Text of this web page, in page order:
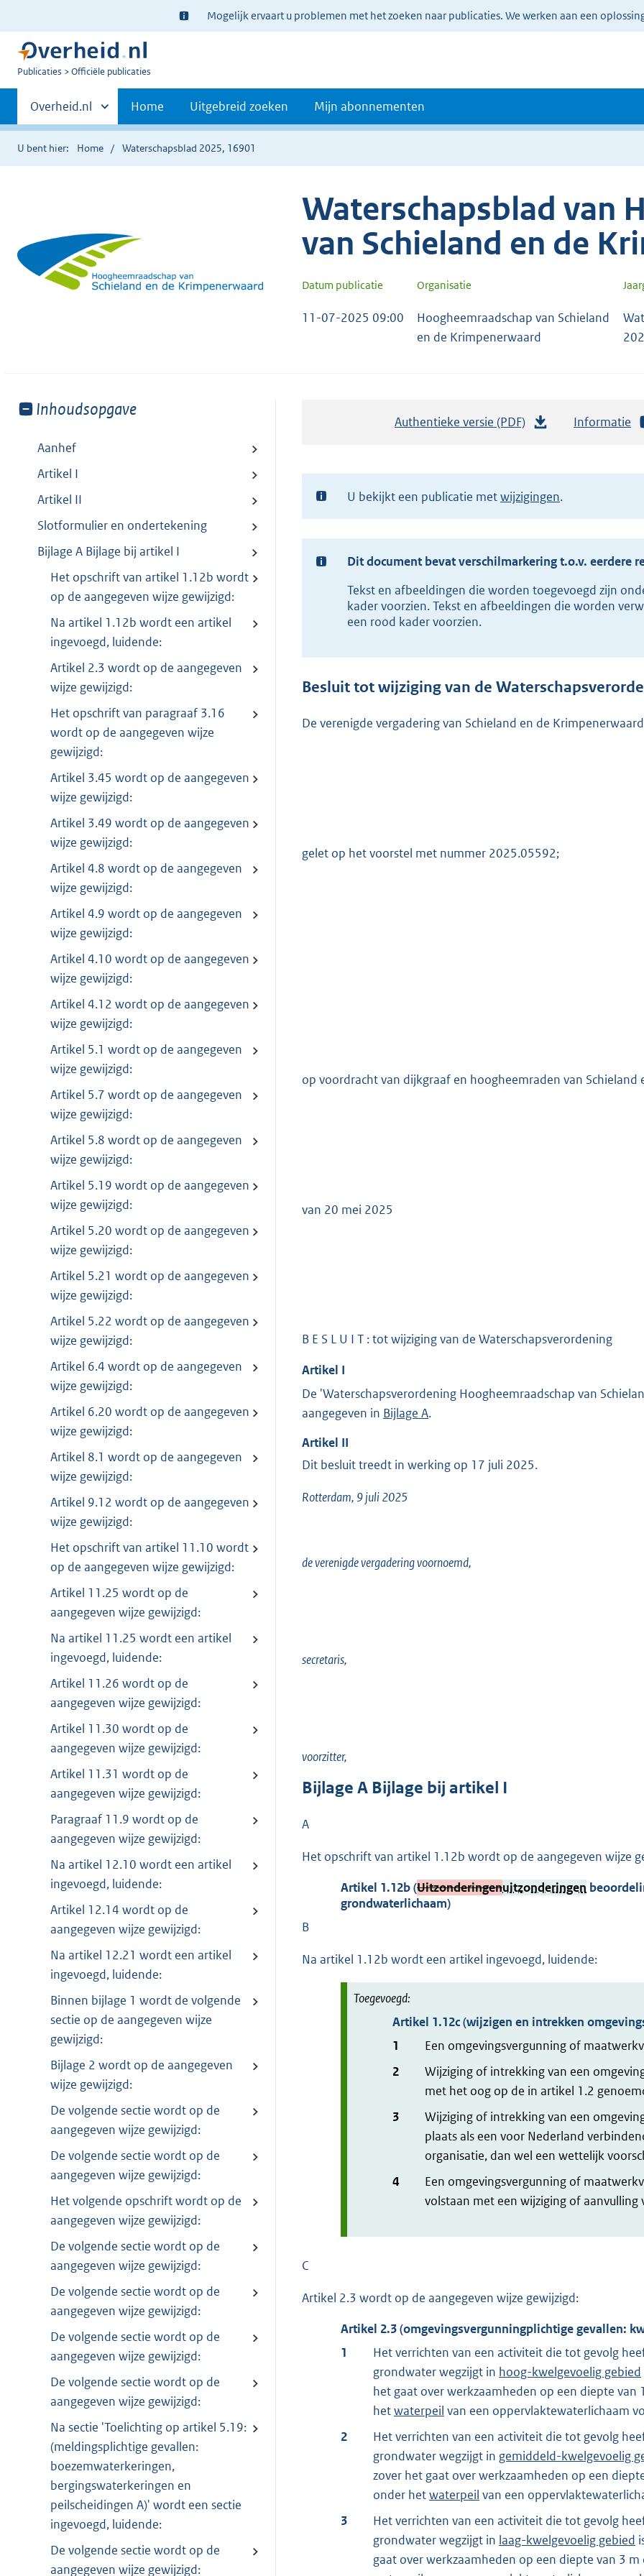
Ter
informatie:
Mogelijk ervaart u problemen met het zoeken naar publicaties. We werken aan een
U
Publicaties Officiële publicaties
Primaire
navigatie
Andere
sites
binnen
Overheid.nl Home Uitgebreid zoeken Mijn abonnementen
U bent hier: Home Waterschapsblad 2025, 16901
Waterschapsblad van
van Schieland en de
Datum publicatie Organisatie
11-07-2025 09:00
Hoogheemraadschap van Schieland
en de Krimpenerwaard
Toon
van:
Inhoudsopgave
Aanhef
Artikel I
Artikel II
Slotformulier en ondertekening
Bijlage A Bijlage bij artikel I
Het opschrift van artikel 1.12b wordt
op de aangegeven wijze gewijzigd:
Na artikel 1.12b wordt een artikel
ingevoegd, luidende:
Artikel 2.3 wordt op de aangegeven
wijze gewijzigd:
Het opschrift van paragraaf 3.16
wordt op de aangegeven wijze
gewijzigd:
Artikel 3.45 wordt op de aangegeven
wijze gewijzigd:
Artikel 3.49 wordt op de aangegeven
wijze gewijzigd:
Artikel 4.8 wordt op de aangegeven
wijze gewijzigd:
Artikel 4.9 wordt op de aangegeven
wijze gewijzigd:
Artikel 4.10 wordt op de aangegeven
wijze gewijzigd:
Artikel 4.12 wordt op de aangegeven
wijze gewijzigd:
Artikel 5.1 wordt op de aangegeven
wijze gewijzigd:
Artikel 5.7 wordt op de aangegeven
wijze gewijzigd:
Artikel 5.8 wordt op de aangegeven
wijze gewijzigd:
Artikel 5.19 wordt op de aangegeven
wijze gewijzigd:
Artikel 5.20 wordt op de aangegeven
wijze gewijzigd:
Artikel 5.21 wordt op de aangegeven
wijze gewijzigd:
Artikel 5.22 wordt op de aangegeven
wijze gewijzigd:
Artikel 6.4 wordt op de aangegeven
wijze gewijzigd:
Artikel 6.20 wordt op de aangegeven
wijze gewijzigd:
Artikel 8.1 wordt op de aangegeven
wijze gewijzigd:
Artikel 9.12 wordt op de aangegeven
wijze gewijzigd:
Het opschrift van artikel 11.10 wordt
op de aangegeven wijze gewijzigd:
Artikel 11.25 wordt op de
aangegeven wijze gewijzigd:
Na artikel 11.25 wordt een artikel
ingevoegd, luidende:
Artikel 11.26 wordt op de
aangegeven wijze gewijzigd:
Artikel 11.30 wordt op de
aangegeven wijze gewijzigd:
Artikel 11.31 wordt op de
aangegeven wijze gewijzigd:
Paragraaf 11.9 wordt op de
aangegeven wijze gewijzigd:
Na artikel 12.10 wordt een artikel
ingevoegd, luidende:
Artikel 12.14 wordt op de
aangegeven wijze gewijzigd:
Na artikel 12.21 wordt een artikel
ingevoegd, luidende:
Binnen bijlage 1 wordt de volgende
sectie op de aangegeven wijze
gewijzigd:
Bijlage 2 wordt op de aangegeven
wijze gewijzigd:
De volgende sectie wordt op de
aangegeven wijze gewijzigd:
De volgende sectie wordt op de
aangegeven wijze gewijzigd:
Het volgende opschrift wordt op de
aangegeven wijze gewijzigd:
De volgende sectie wordt op de
aangegeven wijze gewijzigd:
De volgende sectie wordt op de
aangegeven wijze gewijzigd:
De volgende sectie wordt op de
aangegeven wijze gewijzigd:
De volgende sectie wordt op de
aangegeven wijze gewijzigd:
Na sectie 'Toelichting op artikel 5.19:
(meldingsplichtige gevallen:
boezemwaterkeringen,
bergingswaterkeringen en
peilscheidingen A)' wordt een sectie
ingevoegd, luidende:
De volgende sectie wordt op de
aangegeven wijze gewijzigd:
Authentieke versie (PDF)
a
n
d
s
r
o
t
e
1
Informatie
U bekijkt een publicatie metwijzigingen
Dit document bevat verschilmarkering t.o.v. eerdere
Tekst en afbeeldingen die worden toegevoegd zijn
kader voorzien. Tekst en afbeeldingen die worden
een rood kader voorzien.
Besluit tot wijziging van de
De verenigde vergadering van Schieland en de
gelet op het voorstel met nummer 2025.05592;
op voordracht van dijkgraaf en hoogheemraden van Schieland
van 20 mei 2025
B E S L U I T : tot wijziging van de Waterschapsverordening
Artikel I
De 'Waterschapsverordening Hoogheemraadschap van
aangegeven in Bijlage A.
Artikel II
Dit besluit treedt in werking op 17 juli 2025.
Rotterdam, 9 juli 2025
de verenigde vergadering voornoemd,
secretaris,
voorzitter,
Bijlage A Bijlage bij artikel I
A
Het opschrift van artikel 1.12b wordt op de aangegeven wijze
Artikel 1.12b(Uitzonderingenuitzonderingen
grondwaterlichaam)
B
Na artikel 1.12b wordt een artikel ingevoegd, luidende:
Artikel 1.12c(wijzigen en intrekken
1
Een omgevingsvergunning of
2
Wijziging of intrekking van een
met het oog op de in artikel 1.2
3
Wijziging of intrekking van een
plaats als een voor Nederland
organisatie, dan wel een wettelijk
4
Een omgevingsvergunning of
volstaan met een wijziging of aanvulling
C
Artikel 2.3 wordt op de aangegeven wijze gewijzigd:
Artikel 2.3(omgevingsvergunningplichtige gevallen:
1
Het verrichten van een activiteit die tot gevolg
grondwater wegzijgt in hoog-kwelgevoelig gebied
het gaat over werkzaamheden op een diepte van
hetwaterpeil van een oppervlaktewaterlichaam
2
Het verrichten van een activiteit die tot gevolg
grondwater wegzijgt in gemiddeld-kwelgevoelig
zover het gaat over werkzaamheden op een
onder hetwaterpeil van een
3
Het verrichten van een activiteit die tot gevolg
grondwater wegzijgt in laag-kwelgevoelig gebied
gaat over werkzaamheden op een diepte van 3